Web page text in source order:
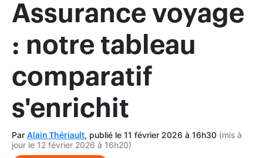
Assurance voyage
: notre tableau
comparatif
s'enrichit
Par Alain Thériault, publié le 11 février 2026 à 16h30 (mis à
jour le 12 février 2026 à 16h20)